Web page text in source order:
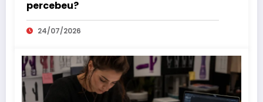
percebeu?
24/07/2026